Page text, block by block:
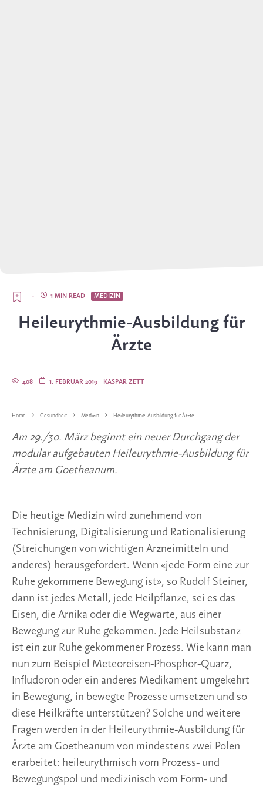
MEDIZIN
1 MIN READ
·
Heileurythmie-Ausbildung für
Ärzte
KASPAR ZETT
1. FEBRUAR 2019
408
Home Gesundheit Medizin Heileurythmie-Ausbildung für Ärzte
Am 29./30. März beginnt ein neuer Durchgang der
modular aufgebauten Heileurythmie-Ausbildung für
Ärzte am Goetheanum.
Die heutige Medizin wird zunehmend von
Technisierung, Digitalisierung und Rationalisierung
(Streichungen von wichtigen Arzneimitteln und
anderes) herausgefordert. Wenn «jede Form eine zur
Ruhe gekommene Bewegung ist», so Rudolf Steiner,
dann ist jedes Metall, jede Heilpflanze, sei es das
Eisen, die Arnika oder die Wegwarte, aus einer
Bewegung zur Ruhe gekommen. Jede Heilsubstanz
ist ein zur Ruhe gekommener Prozess. Wie kann man
nun zum Beispiel Meteoreisen-Phosphor-Quarz,
Infludoron oder ein anderes Medikament umgekehrt
in Bewegung, in bewegte Prozesse umsetzen und so
diese Heilkräfte unterstützen? Solche und weitere
Fragen werden in der Heileurythmie-Ausbildung für
Ärzte am Goetheanum von mindestens zwei Polen
erarbeitet: heileurythmisch vom Prozess- und
Bewegungspol und medizinisch vom Form- und